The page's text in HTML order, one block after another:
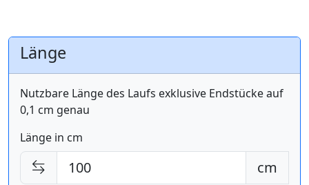
Länge
Nutzbare Länge des Laufs exklusive Endstücke auf
0,1 cm genau
Länge in cm
cm